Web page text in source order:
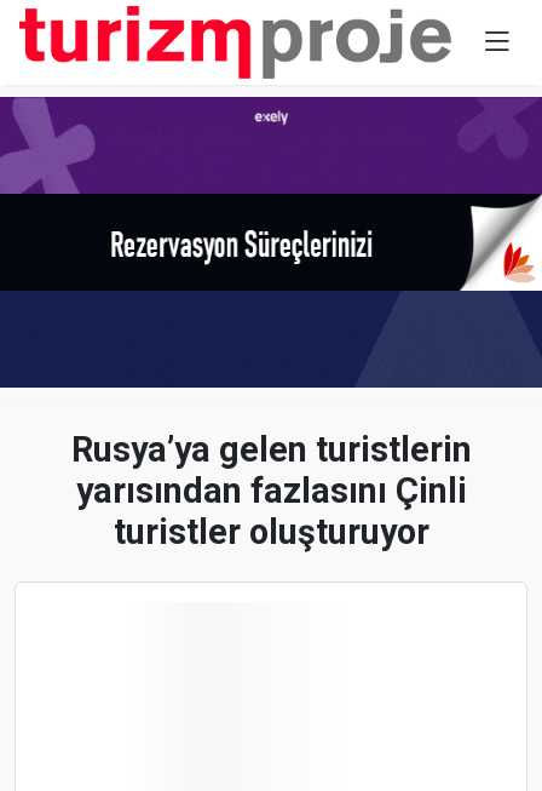
Rusya’ya gelen turistlerin
yarısından fazlasını Çinli
turistler oluşturuyor